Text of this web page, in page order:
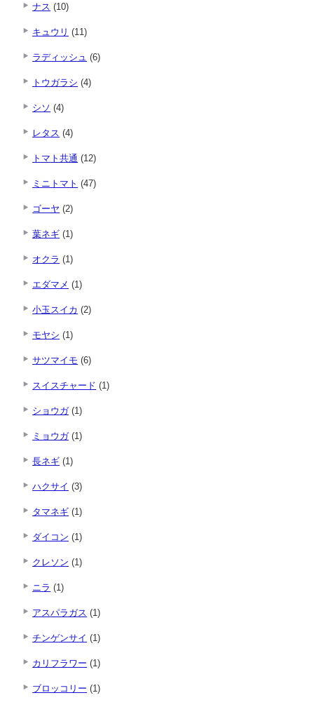
ナス (10)
キュウリ (11)
ラディッシュ (6)
トウガラシ (4)
シソ (4)
レタス (4)
トマト共通 (12)
ミニトマト (47)
ゴーヤ (2)
葉ネギ (1)
オクラ (1)
エダマメ (1)
小玉スイカ (2)
モヤシ (1)
サツマイモ (6)
スイスチャード (1)
ショウガ(1)
ミョウガ(1)
長ネギ (1)
ハクサイ (3)
タマネギ (1)
ダイコン (1)
クレソン (1)
ニラ (1)
アスパラガス (1)
チンゲンサイ (1)
カリフラワー (1)
ブロッコリー (1)